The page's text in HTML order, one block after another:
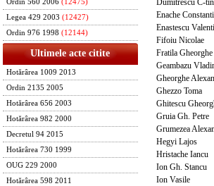
Ordin 560 2006 (12475)
Legea 429 2003 (12427)
Ordin 976 1998 (12144)
Ultimele acte citite
Hotărârea 1009 2013
Ordin 2135 2005
Hotărârea 656 2003
Hotărârea 982 2000
Decretul 94 2015
Hotărârea 730 1999
OUG 229 2000
Hotărârea 598 2011
Enache
Enastescu
Fifoiu Nicolae
Fratila Gheorghe
Geambazu
Gheorghe
Ghezzo Toma
Ghitescu
Gruia Gh. Petre
Grumezea
Hegyi Lajos
Hristache Iancu
Ion Gh. Stancu
Ion Vasile